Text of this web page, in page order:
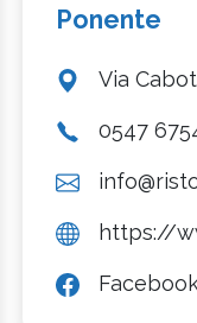
Ponente
Via
0547
https://